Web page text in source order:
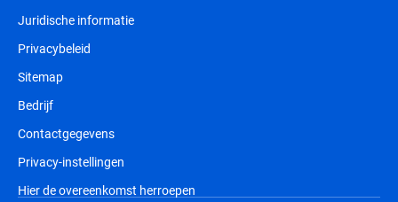
Juridische informatie
Privacybeleid
Sitemap
Bedrijf
Contactgegevens
Privacy-instellingen
Hier de overeenkomst herroepen